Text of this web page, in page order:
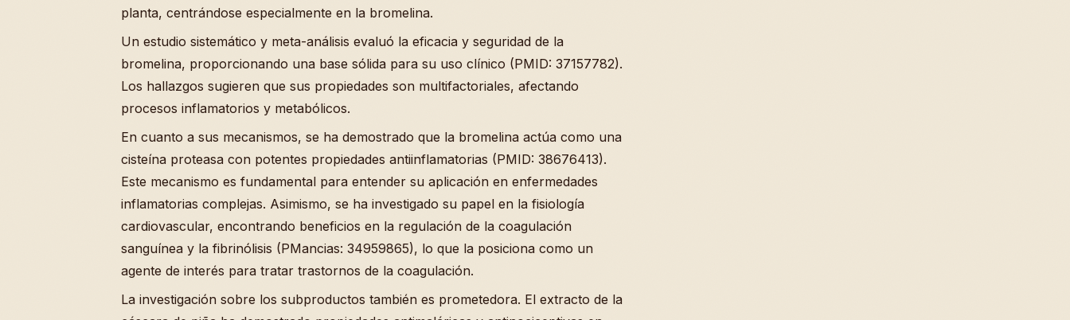
planta, centrándose especialmente en la bromelina.
Un estudio sistemático y meta-análisis evaluó la eficacia y seguridad de la
bromelina, proporcionando una base sólida para su uso clínico (PMID: 37157782).
Los hallazgos sugieren que sus propiedades son multifactoriales, afectando
procesos inflamatorios y metabólicos.
En cuanto a sus mecanismos, se ha demostrado que la bromelina actúa como una
cisteína proteasa con potentes propiedades antiinflamatorias (PMID: 38676413).
Este mecanismo es fundamental para entender su aplicación en enfermedades
inflamatorias complejas. Asimismo, se ha investigado su papel en la fisiología
cardiovascular, encontrando beneficios en la regulación de la coagulación
sanguínea y la fibrinólisis (PMancias: 34959865), lo que la posiciona como un
agente de interés para tratar trastornos de la coagulación.
La investigación sobre los subproductos también es prometedora. El extracto de la